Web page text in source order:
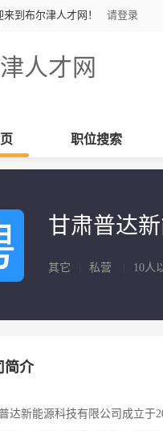
到布尔津人才网！ 请登录
人才网
职位搜索
甘肃普达
其它 私营 10人
简介
达新能源科技有限公司成立于